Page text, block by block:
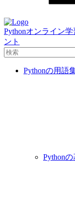
Pythonオンライン
ント
Pythonの用語
Pythonの